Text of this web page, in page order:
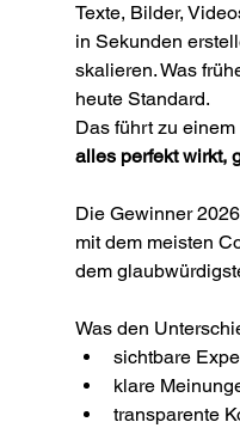
Texte, Bilder,
in Sekunden
skalieren. Was
heute Standard.
Das führt zu
alles perfekt wirkt,
Die Gewinner
mit dem meisten
dem
Was den
sichtbare
klare
transparente